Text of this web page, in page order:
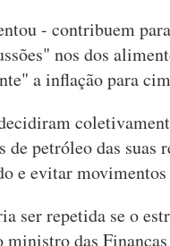
- contribuem
nos dos
a inflação para
petróleo das suas
e evitar
ser repetida se o
das